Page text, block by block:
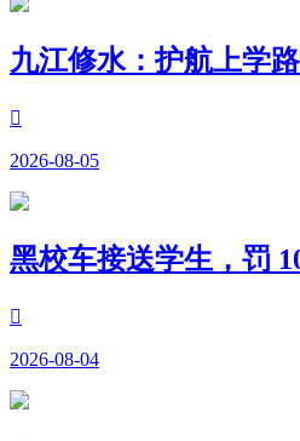
九江修水：护航上学

2026-08-05
黑校车接送学生，罚

2026-08-04